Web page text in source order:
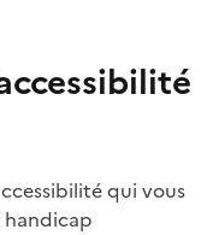
qui vous